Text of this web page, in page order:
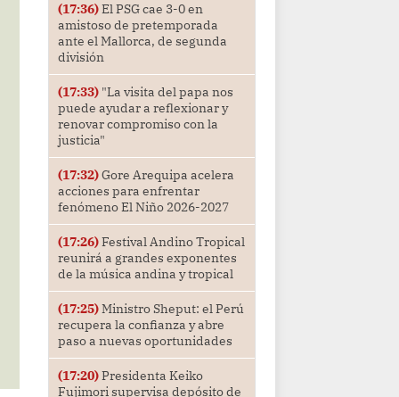
(17:36)El PSG cae 3-0 en
amistoso de pretemporada
ante el Mallorca, de segunda
división
(17:33)"La visita del papa nos
puede ayudar a reflexionar y
renovar compromiso con la
justicia"
(17:32)Gore Arequipa acelera
acciones para enfrentar
fenómeno El Niño 2026-2027
(17:26)Festival Andino Tropical
reunirá a grandes exponentes
de la música andina y tropical
(17:25)Ministro Sheput: el Perú
recupera la confianza y abre
paso a nuevas oportunidades
(17:20)Presidenta Keiko
Fujimori supervisa depósito de